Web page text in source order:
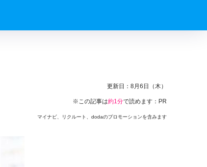
更新日： 8月6日（木）
※この記事は約1分で読めます：PR
マイナビ、リクルート、dodaのプロモーションを含みます